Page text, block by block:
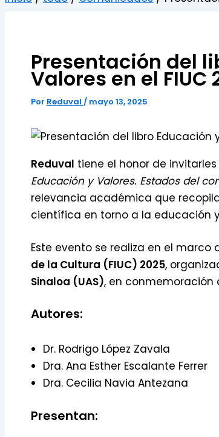
Presentación del
Valores en el FIUC
Por Reduval / mayo 13, 2025
Reduval tiene el honor de
Educación y Valores. Estados del
relevancia académica que
científica en torno a la educación
Este evento se realiza en el marco
de la Cultura (FIUC) 2025,
Sinaloa (UAS), en conmemoración
Autores:
Dr. Rodrigo López Zavala
Dra. Ana Esther Escalante Ferrer
Dra. Cecilia Navia Antezana
Presentan: